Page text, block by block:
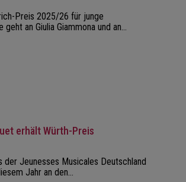
Preis 2025/26 für junge
geht an Giulia Giammona und an…
erhält Würth-Preis
der Jeunesses Musicales Deutschland
Jahr an den…